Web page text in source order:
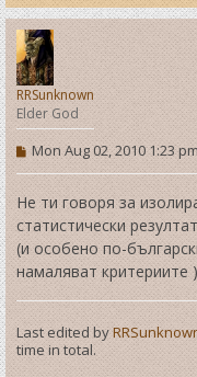
RRSunknown
Elder God
P
o
s
t
Mon Aug 02, 2010 1:23 pm
Не ти говоря за
статистически
(и особено по-
намаляват критериите
Last edited by
time in total.